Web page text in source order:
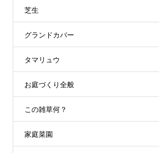
芝生
グランドカバー
タマリュウ
お庭づくり全般
この雑草何？
家庭菜園